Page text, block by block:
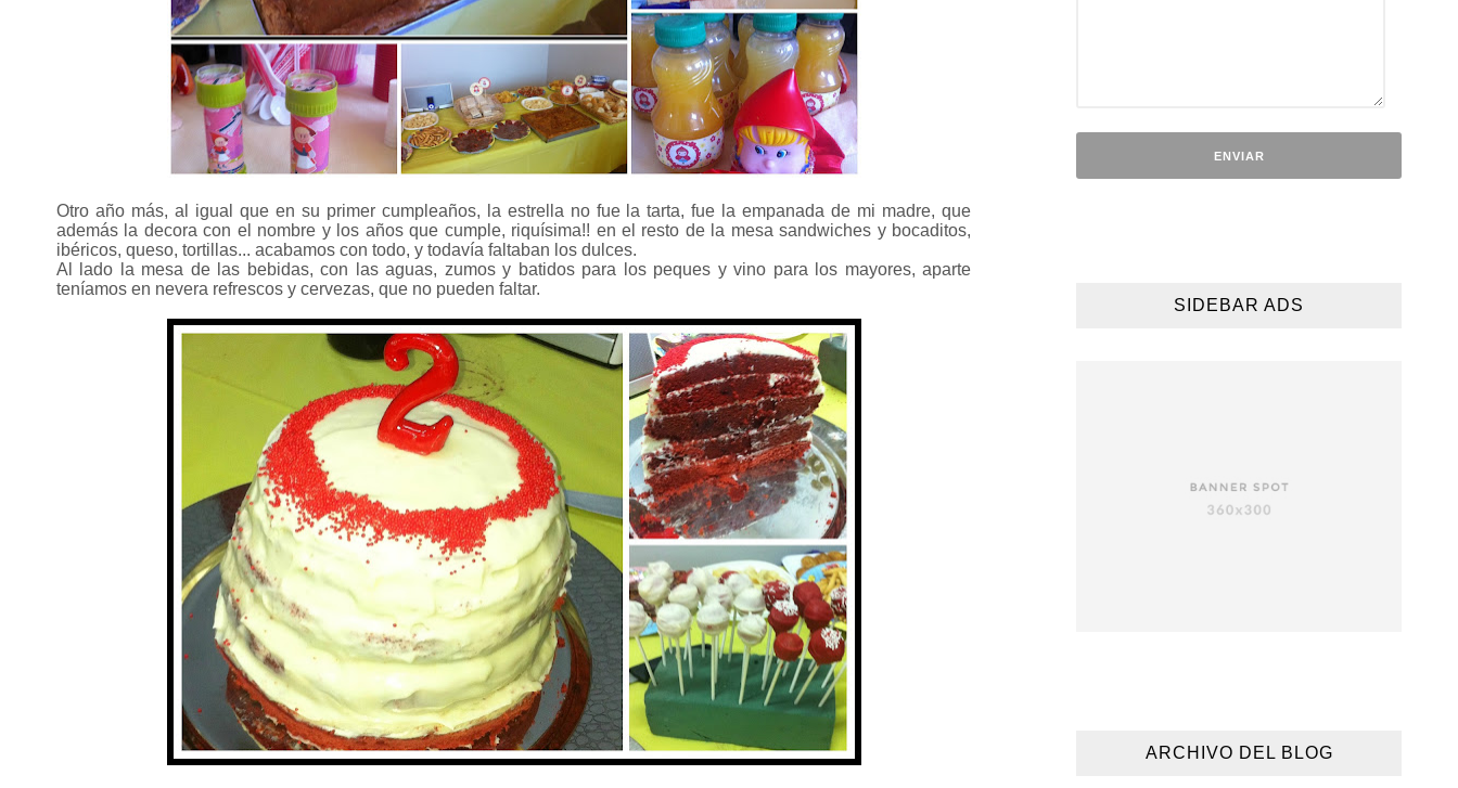
Otro año más, al igual que en su primer cumpleaños, la estrella no fue la tarta, fue la empanada de mi madre, que
además la decora con el nombre y los años que cumple, riquísima!! en el resto de la mesa sandwiches y bocaditos,
ibéricos, queso, tortillas... acabamos con todo, y todavía faltaban los dulces.
Al lado la mesa de las bebidas, con las aguas, zumos y batidos para los peques y vino para los mayores, aparte
teníamos en nevera refrescos y cervezas, que no pueden faltar.
SIDEBAR ADS
ARCHIVO DEL BLOG